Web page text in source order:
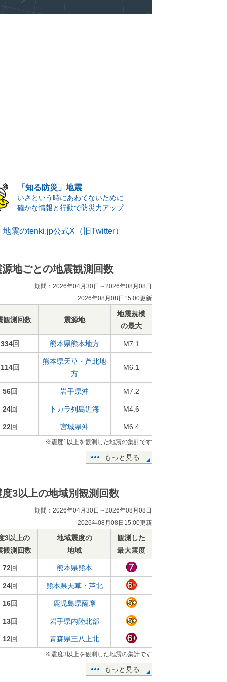
「知る防災」地震
いざという時にあわてないために
確かな情報と行動で防災力アップ
地震のtenki.jp公式X（旧Twitter）
源地ごとの地震観測回数
期間：2026年04月30日～2026年08月08日
2026年08月08日15:00更新
観測回数 震源地
地震規模
の最大
334回 熊本県熊本地方 M7.1
114回
熊本県天草・芦北地
方
M6.1
56回 岩手県沖 M7.2
24回 トカラ列島近海 M4.6
22回 宮城県沖 M6.4
※震度1以上を観測した地震の集計です
もっと見る
度3以上の地域別観測回数
期間：2026年04月30日～2026年08月08日
2026年08月08日15:00更新
3以上の
観測回数
地域震度の
地域
観測した
最大震度
72回 熊本県熊本
24回 熊本県天草・芦北
16回 鹿児島県薩摩
13回 岩手県内陸北部
12回 青森県三八上北
※震度3以上を観測した地震の集計です
もっと見る